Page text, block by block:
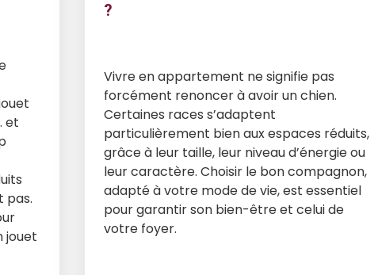
et
pas.
jouet
?
Vivre en appartement ne signifie pas
forcément renoncer à avoir un chien.
Certaines races s’adaptent
particulièrement bien aux espaces réduits,
grâce à leur taille, leur niveau d’énergie ou
leur caractère. Choisir le bon compagnon,
adapté à votre mode de vie, est essentiel
pour garantir son bien-être et celui de
votre foyer.